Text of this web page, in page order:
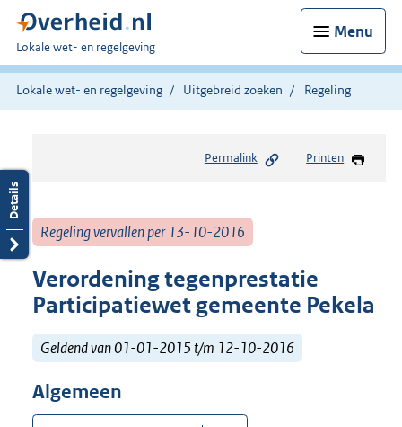
Menu
U
bent
hier:
Lokale wet- en regelgeving
Lokale wet- en regelgeving Uitgebreid zoeken Regeling
Permalink Printen
Regeling vervallen per 13-10-2016
Verordening tegenprestatie
Participatiewet gemeente Pekela
Geldend van 01-01-2015 t/m 12-10-2016
Algemeen